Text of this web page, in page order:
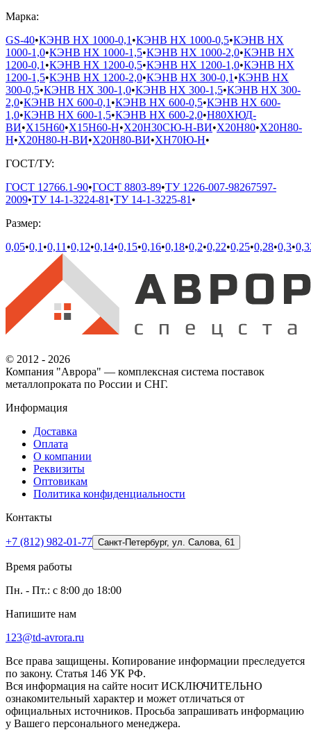
Марка:
GS-40•КЭНВ НХ 1000-0,1•КЭНВ НХ 1000-0,5•КЭНВ НХ
1000-1,0•КЭНВ НХ 1000-1,5•КЭНВ НХ 1000-2,0•КЭНВ НХ
1200-0,1•КЭНВ НХ 1200-0,5•КЭНВ НХ 1200-1,0•КЭНВ НХ
1200-1,5•КЭНВ НХ 1200-2,0•КЭНВ НХ 300-0,1•КЭНВ НХ
300-0,5•КЭНВ НХ 300-1,0•КЭНВ НХ 300-1,5•КЭНВ НХ 300-
2,0•КЭНВ НХ 600-0,1•КЭНВ НХ 600-0,5•КЭНВ НХ 600-
1,0•КЭНВ НХ 600-1,5•КЭНВ НХ 600-2,0•Н80ХЮД-
ВИ•Х15Н60•Х15Н60-Н•Х20Н30СЮ-Н-ВИ•Х20Н80•Х20Н80-
Н•Х20Н80-Н-ВИ•Х20Н80-ВИ•ХН70Ю-Н•
ГОСТ/ТУ:
ГОСТ 12766.1-90•ГОСТ 8803-89•ТУ 1226-007-98267597-
2009•ТУ 14-1-3224-81•ТУ 14-1-3225-81•
Размер:
0,05•0,1•0,11•0,12•0,14•0,15•0,16•0,18•0,2•0,22•0,25•0,28•0,3•
© 2012 - 2026
Компания "Аврора" — комплексная система поставок
металлопроката по России и СНГ.
Информация
Доставка
Оплата
О компании
Реквизиты
Оптовикам
Политика конфиденциальности
Контакты
+7 (812) 982-01-77 Санкт-Петербург, ул. Салова, 61
Время работы
Пн. - Пт.: с 8:00 до 18:00
Напишите нам
123@td-avrora.ru
Все права защищены. Копирование информации преследуется
по закону. Статья 146 УК РФ.
Вся информация на сайте носит ИСКЛЮЧИТЕЛЬНО
ознакомительный характер и может отличаться от
официальных источников. Просьба запрашивать информацию
у Вашего персонального менеджера.